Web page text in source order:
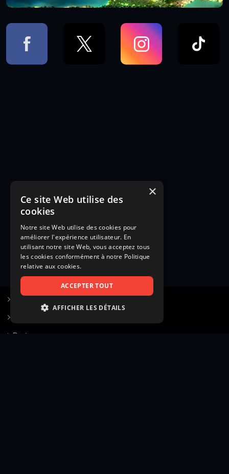
Poster une annonce
×
Ce site Web utilise des
cookies
Notre site Web utilise des cookies pour
améliorer l'expérience utilisateur. En
utilisant notre site Web, vous acceptez tous
les cookies conformément à notre Politique
relative aux cookies.
ACCEPTER TOUT
AFFICHER LES DÉTAILS